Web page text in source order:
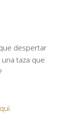
despertar
taza que